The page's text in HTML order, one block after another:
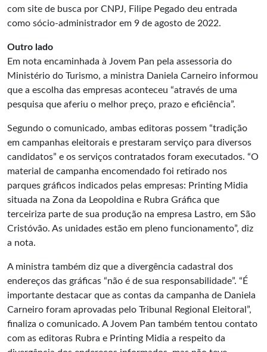
com site de busca por CNPJ, Filipe Pegado deu entrada
como sócio-administrador em 9 de agosto de 2022.
Outro lado
Em nota encaminhada à Jovem Pan pela assessoria do
Ministério do Turismo, a ministra Daniela Carneiro informou
que a escolha das empresas aconteceu “através de uma
pesquisa que aferiu o melhor preço, prazo e eficiência”.
Segundo o comunicado, ambas editoras possem “tradição
em campanhas eleitorais e prestaram serviço para diversos
candidatos” e os serviços contratados foram executados. “O
material de campanha encomendado foi retirado nos
parques gráficos indicados pelas empresas: Printing Midia
situada na Zona da Leopoldina e Rubra Gráfica que
terceiriza parte de sua produção na empresa Lastro, em São
Cristóvão. As unidades estão em pleno funcionamento”, diz
a nota.
A ministra também diz que a divergência cadastral dos
endereços das gráficas “não é de sua responsabilidade”. “É
importante destacar que as contas da campanha de Daniela
Carneiro foram aprovadas pelo Tribunal Regional Eleitoral”,
finaliza o comunicado. A Jovem Pan também tentou contato
com as editoras Rubra e Printing Midia a respeito da